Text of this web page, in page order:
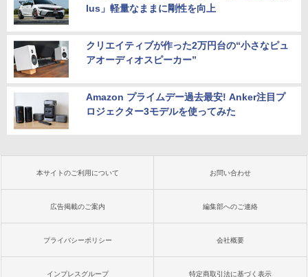
lus」軽量なままに剛性を向上
クリエイティブが作った2万円台の“小さなピュ
アオーディオスピーカー”
Amazon プライムデー過去最安! Anker注目プ
ロジェクター3モデルを使ってみた
本サイトのご利用について お問い合わせ
広告掲載のご案内 編集部へのご連絡
プライバシーポリシー 会社概要
インプレスグループ 特定商取引法に基づく表示